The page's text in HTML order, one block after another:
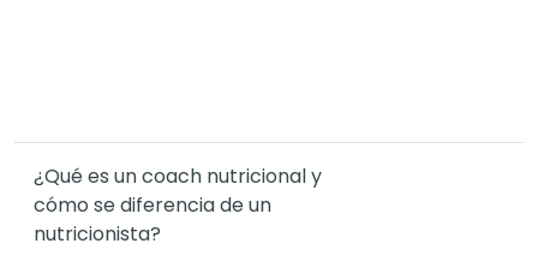
¿Qué es un coach nutricional y
cómo se diferencia de un
nutricionista?